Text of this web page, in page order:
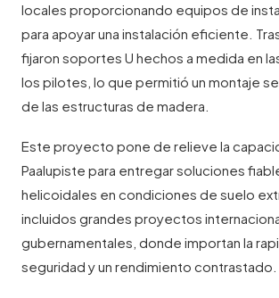
locales proporcionando equipos de
para apoyar una instalación eficiente.
fijaron soportes U hechos a medida en
los pilotes, lo que permitió un montaje
de las estructuras de madera.
Este proyecto pone de relieve la
Paalupiste para entregar soluciones
helicoidales en condiciones de suelo
incluidos grandes proyectos
gubernamentales, donde importan la
seguridad y un rendimiento contrastado.